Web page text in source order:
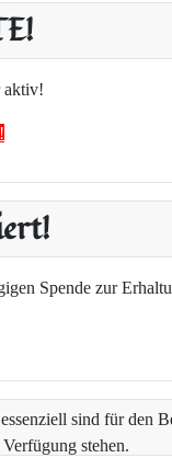
aktiv!
Spende zur
sind für den
stehen.